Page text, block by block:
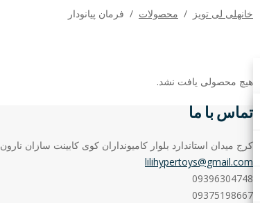
خانهلی لی تویز / محصولات / فرمان پیانودار
هیچ محصولی یافت نشد.
تماس با ما
کرج میدان استاندارد بلوار کامیونداران کوی کابینت سازان نارون 6
lilihypertoys@gmail.com
09396304748
09375198667